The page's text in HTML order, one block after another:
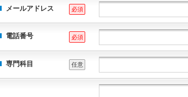
メールアドレス 必須
電話番号 必須
専門科目 任意